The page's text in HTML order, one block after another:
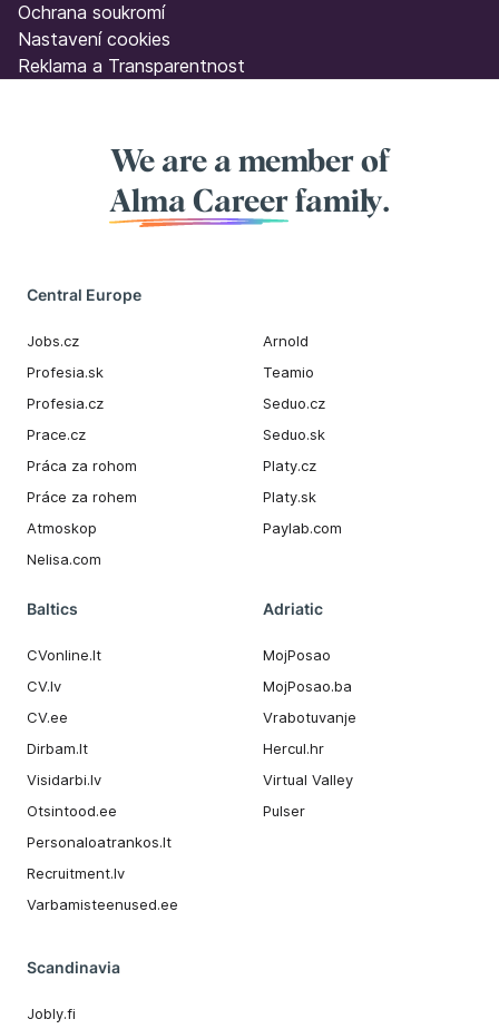
Ochrana soukromí
Nastavení cookies
Reklama a Transparentnost
We are a member of
Alma Career family.
Central Europe
Jobs.cz
Profesia.sk
Profesia.cz
Prace.cz
Práca za rohom
Práce za rohem
Atmoskop
Nelisa.com
Arnold
Teamio
Seduo.cz
Seduo.sk
Platy.cz
Platy.sk
Paylab.com
Baltics
CVonline.lt
CV.lv
CV.ee
Dirbam.It
Visidarbi.lv
Otsintood.ee
Personaloatrankos.lt
Recruitment.lv
Varbamisteenused.ee
Adriatic
MojPosao
MojPosao.ba
Vrabotuvanje
Hercul.hr
Virtual Valley
Pulser
Scandinavia
Jobly.fi